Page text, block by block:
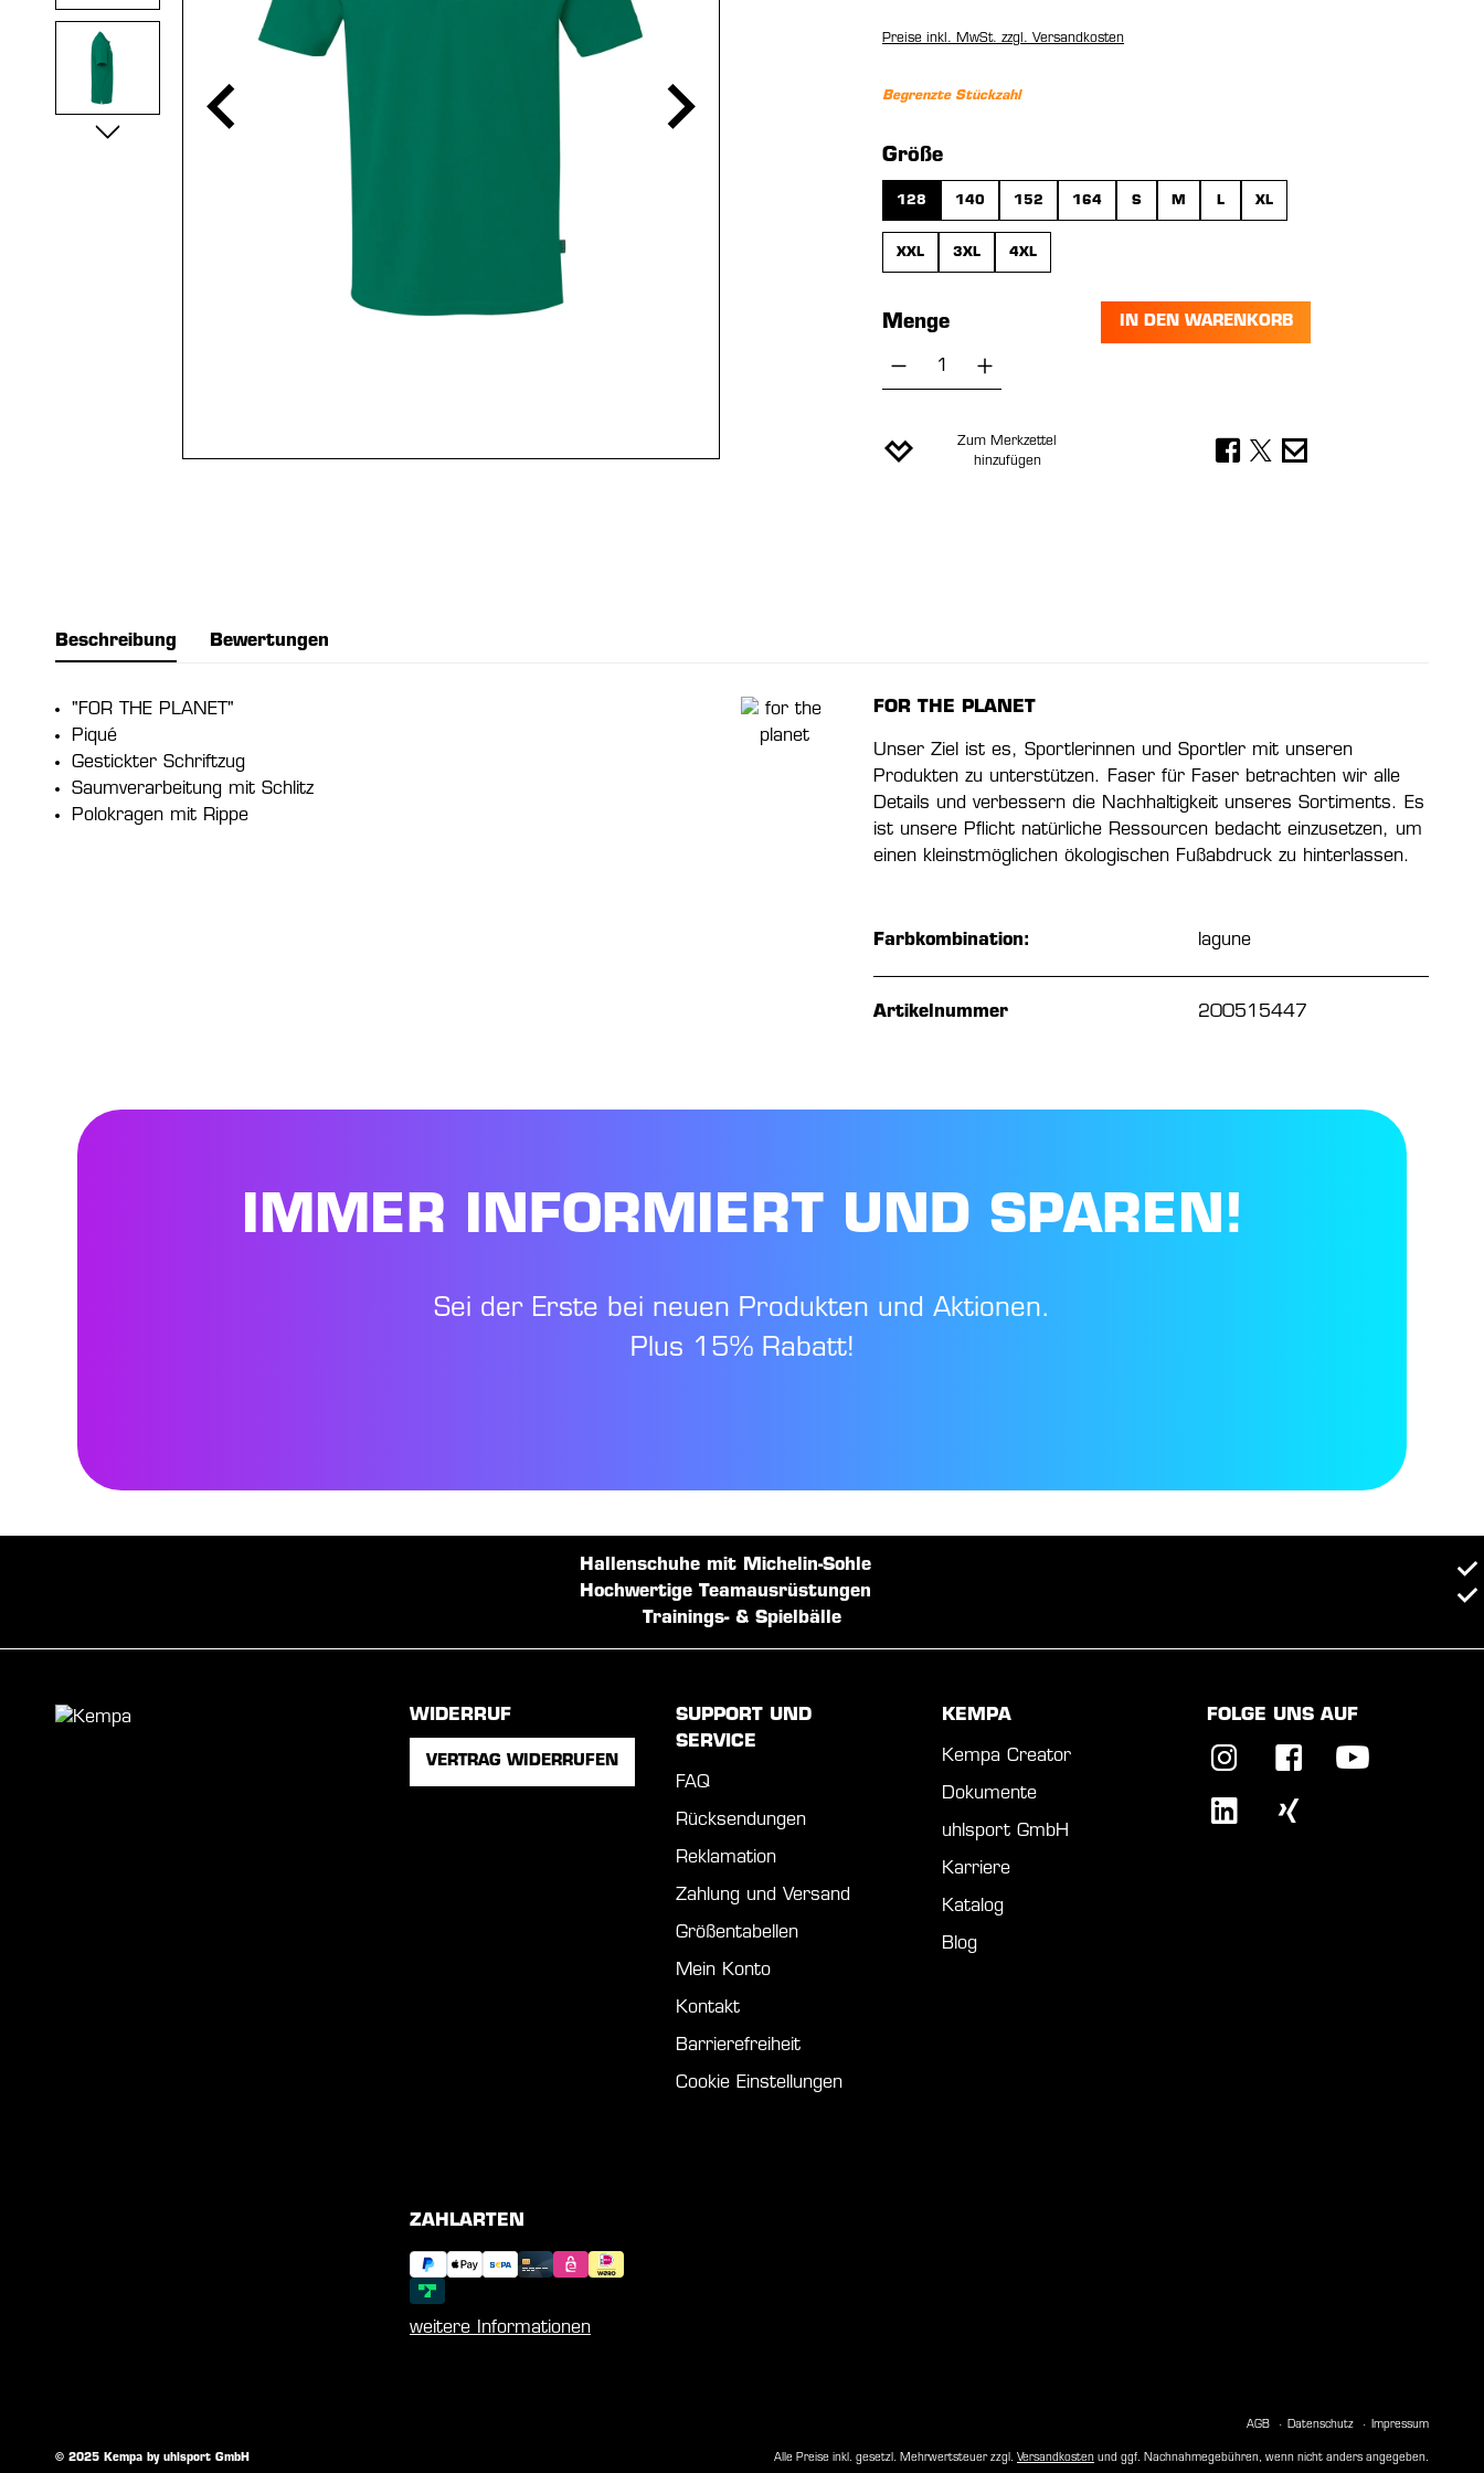
Preise inkl. MwSt. zzgl. Versandkosten
Begrenzte Stückzahl
Größeauswählen
128 140 152 164 S M L XL
XXL 3XL 4XL
Menge
Produkt Anzahl: Gib den gewünschten Wert
IN DEN WARENKORB
Zum Merkzettel
hinzufügen
Beschreibung Bewertungen
"FOR THE PLANET"
Piqué
Gestickter Schriftzug
Saumverarbeitung mit Schlitz
Polokragen mit Rippe
FOR THE PLANET
Unser Ziel ist es, Sportlerinnen und Sportler mit unseren
Produkten zu unterstützen. Faser für Faser betrachten wir alle
Details und verbessern die Nachhaltigkeit unseres Sortiments. Es
ist unsere Pflicht natürliche Ressourcen bedacht einzusetzen, um
einen kleinstmöglichen ökologischen Fußabdruck zu hinterlassen.
Farbkombination: lagune
Artikelnummer 200515447
IMMER INFORMIERT UND SPAREN!
Sei der Erste bei neuen Produkten und Aktionen.
Plus 15% Rabatt!
Hallenschuhe mit Michelin-Sohle
Hochwertige Teamausrüstungen
Trainings- & Spielbälle
WIDERRUF
VERTRAG WIDERRUFEN
SUPPORT UND
SERVICE
FAQ
Rücksendungen
Reklamation
Zahlung und Versand
Größentabellen
Mein Konto
Kontakt
Barrierefreiheit
Cookie Einstellungen
KEMPA
Kempa Creator
Dokumente
uhlsport GmbH
Karriere
Katalog
Blog
FOLGE UNS AUF
ZAHLARTEN
weitere Informationen
AGB Datenschutz Impressum
© 2025 Kempa by uhlsport GmbH Alle Preise inkl. gesetzl. Mehrwertsteuer zzgl. Versandkosten und ggf. Nachnahmegebühren, wenn nicht anders angegeben.